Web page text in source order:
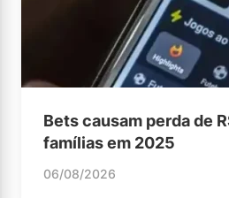
Bets causam perda de
famílias em 2025
06/08/2026